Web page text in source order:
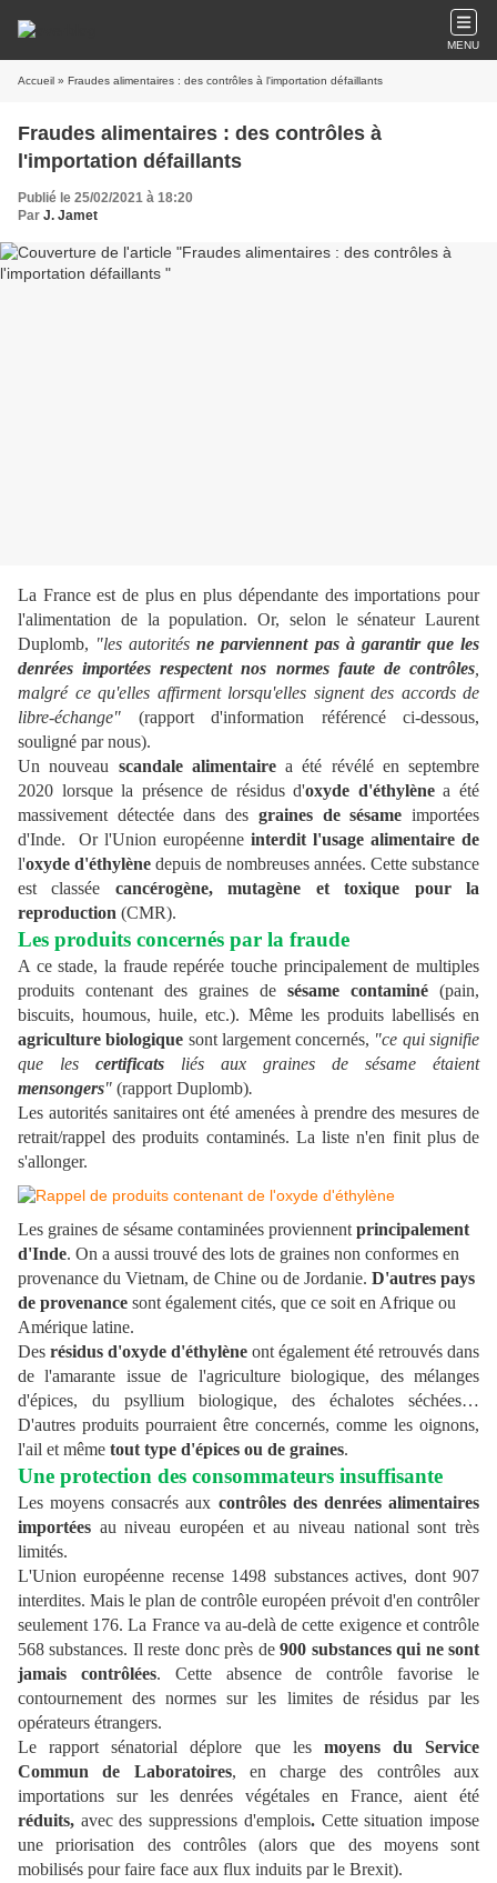
MENU
Accueil » Fraudes alimentaires : des contrôles à l'importation défaillants
Fraudes alimentaires : des contrôles à
l'importation défaillants
Publié le 25/02/2021 à 18:20
Par J. Jamet
La France est de plus en plus dépendante des importations pour
l'alimentation de la population. Or, selon le sénateur Laurent
Duplomb, "les autoritésne parviennent pas à garantir que les
denrées importées respectent nos normes faute de contrôles
malgré ce qu'elles affirment lorsqu'elles signent des accords de
libre-échange" (rapport d'information référencé ci-dessous,
souligné par nous).
Un nouveau scandale alimentairea été révélé en septembre
2020 lorsque la présence de résidus d'oxyde d'éthylènea été
massivement détectée dans des graines de sésame importées
d'Inde. Or l'Union européenne interdit l'usage alimentaire de
l'oxyde d'éthylène depuis de nombreuses années. Cette substance
est classée cancérogène, mutagène et toxique pour la
reproduction (CMR).
Les produits concernés par la fraude
A ce stade, la fraude repérée touche principalement de multiples
produits contenant des graines de sésame contaminé (pain,
biscuits, houmous, huile, etc.). Même les produits labellisés en
agriculture biologique sont largement concernés, "ce qui signifie
que les certificats liés aux graines de sésame étaient
mensongers" (rapport Duplomb).
Les autorités sanitaires ont été amenées à prendre des mesures de
retrait/rappel des produits contaminés. La liste n'en finit plus de
s'allonger.
Les graines de sésame contaminées proviennent principalement
d'Inde. On a aussi trouvé des lots de graines non conformes en
provenance du Vietnam, de Chine ou de Jordanie. D'autres pays
de provenance sont également cités, que ce soit en Afrique ou
Amérique latine.
Des résidus d'oxyde d'éthylène ont également été retrouvés dans
de l'amarante issue de l'agriculture biologique, des mélanges
d'épices, du psyllium biologique, des échalotes séchées…
D'autres produits pourraient être concernés, comme les oignons,
l'ail et même tout type d'épices ou de graines.
Une protection des consommateurs insuffisante
Les moyens consacrés aux contrôles des denrées alimentaires
importées au niveau européen et au niveau national sont très
limités.
L'Union européenne recense 1498 substances actives, dont 907
interdites. Mais le plan de contrôle européen prévoit d'en contrôler
seulement 176. La France va au-delà de cette exigence et contrôle
568 substances. Il reste donc près de900 substances qui ne sont
jamais contrôlées. Cette absence de contrôle favorise le
contournement des normes sur les limites de résidus par les
opérateurs étrangers.
Le rapport sénatorial déplore que les moyens du Service
Commun de Laboratoires, en charge des contrôles aux
importations sur les denrées végétales en France, aient été
réduits, avec des suppressions d'emplois. Cette situation impose
une priorisation des contrôles (alors que des moyens sont
mobilisés pour faire face aux flux induits par le Brexit).